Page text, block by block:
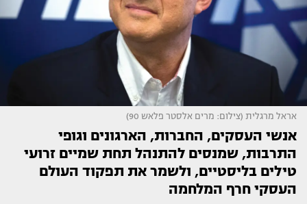
אראל מרגלית (צילום: מרים אלסטר פלאש 90)
אנשי העסקים, החברות, הארגונים וגופי
התרבות, שמנסים להתנהל תחת שמיים זרועי
טילים בליסטיים, ולשמר את תפקוד העולם
העסקי חרף המלחמה